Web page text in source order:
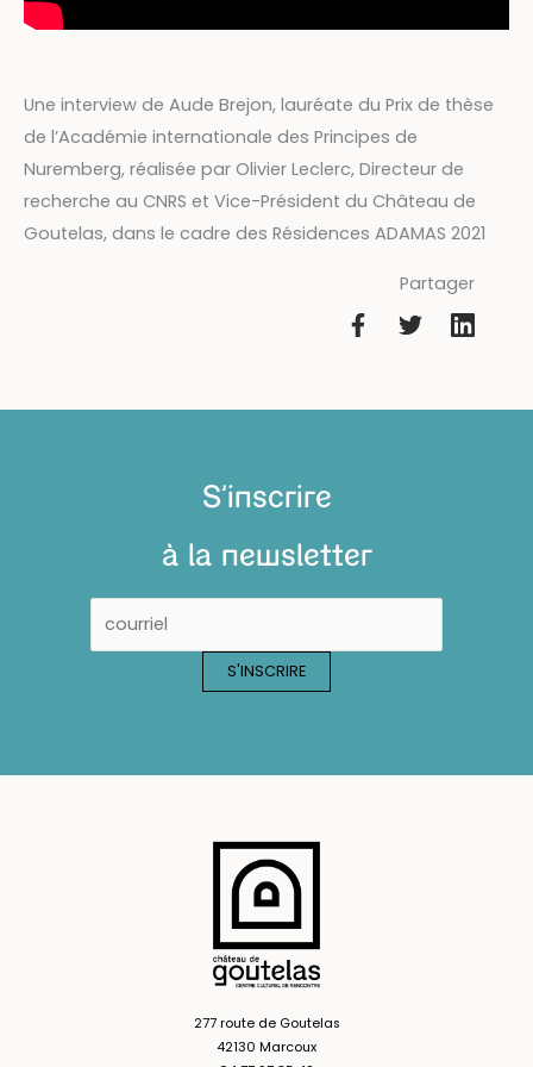
Une interview de Aude Brejon, lauréate du Prix de thèse
de l’Académie internationale des Principes de
Nuremberg, réalisée par Olivier Leclerc, Directeur de
recherche au CNRS et Vice-Président du Château de
Goutelas, dans le cadre des Résidences ADAMAS 2021
Partager
S'inscrire
à la newsletter
277 route de Goutelas
42130 Marcoux